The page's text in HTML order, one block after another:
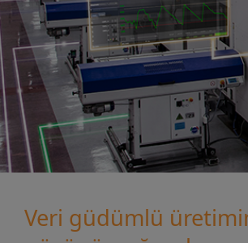
Veri güdümlü